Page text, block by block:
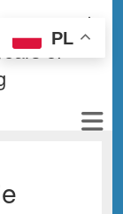
and
ofPL